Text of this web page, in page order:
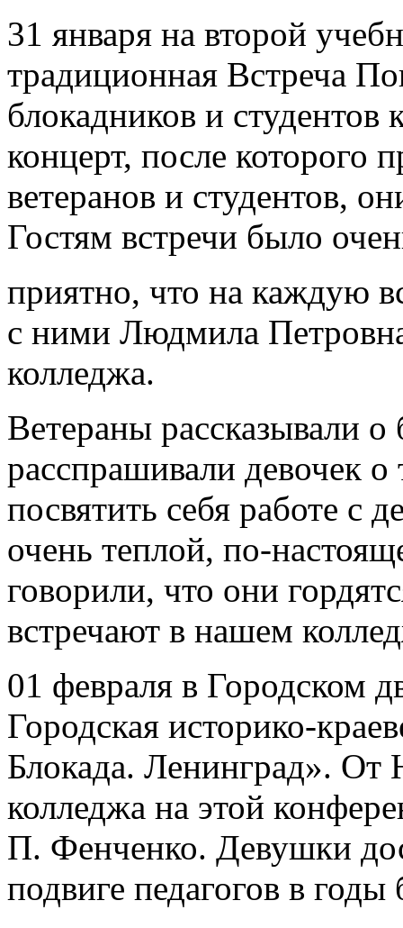
31 января на второй
традиционная Встреча
блокадников и
концерт, после которого
ветеранов и студентов,
Гостям встречи было
приятно, что на каждую
с ними Людмила
колледжа.
Ветераны рассказывали о
расспрашивали девочек
посвятить себя работе с
очень теплой, по-
говорили, что они
встречают в нашем
01 февраля в Городском
Городская историко-
Блокада. Ленинград». От
колледжа на этой
П. Фенченко. Девушки
подвиге педагогов в годы